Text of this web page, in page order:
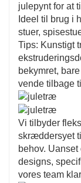
julepynt for at
Ideel til brug i
stuer,
Tips: Kunstigt
bekymret,
vende tilbage
Vi tilbyder
skræddersyet
behov.
designs,
vores team